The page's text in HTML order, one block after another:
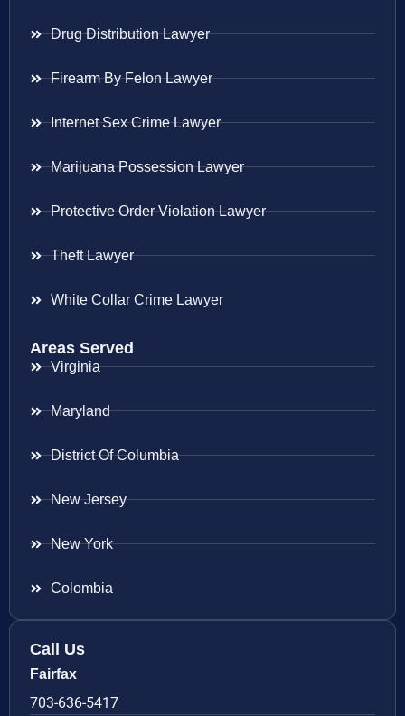
Drug Distribution Lawyer
Firearm By Felon Lawyer
Internet Sex Crime Lawyer
Marijuana Possession Lawyer
Protective Order Violation Lawyer
Theft Lawyer
White Collar Crime Lawyer
Areas Served
Virginia
Maryland
District Of Columbia
New Jersey
New York
Colombia
Call Us
Fairfax
703-636-5417